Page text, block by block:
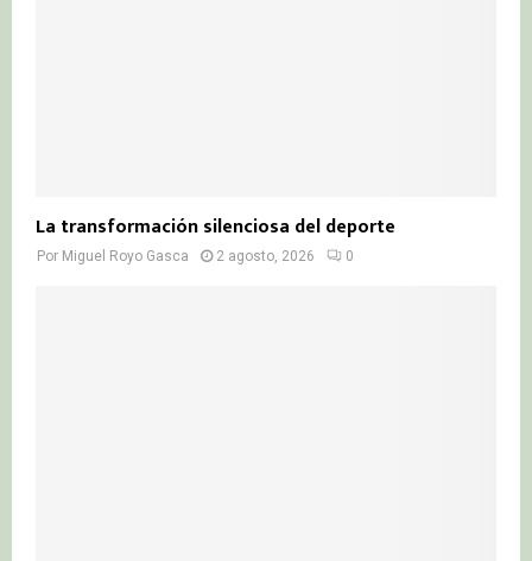
La transformación silenciosa del deporte
Por Miguel Royo Gasca 2 agosto, 2026 0